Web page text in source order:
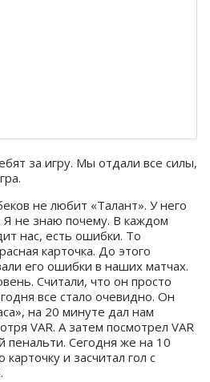
за игру. Мы отдали все силы,
не любит «Талант». У него
Я не знаю почему. В каждом
нас, есть ошибки. То
карточка. До этого
его ошибки в наших матчах.
Считали, что он просто
все стало очевидно. Он
на 20 минуте дал нам
VAR. А затем посмотрел VAR
Сегодня же на 10
и засчитал гол с